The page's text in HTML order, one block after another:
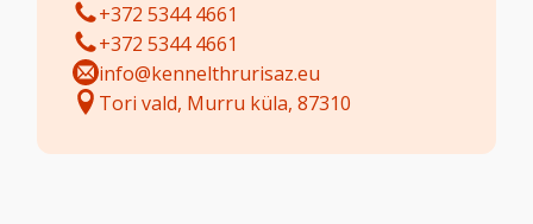
+372 5344 4661
+372 5344 4661
info@kennelthrurisaz.eu
Tori vald, Murru küla, 87310